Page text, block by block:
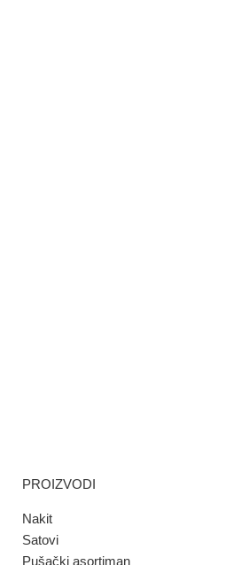
PROIZVODI
Nakit
Satovi
Pušački asortiman